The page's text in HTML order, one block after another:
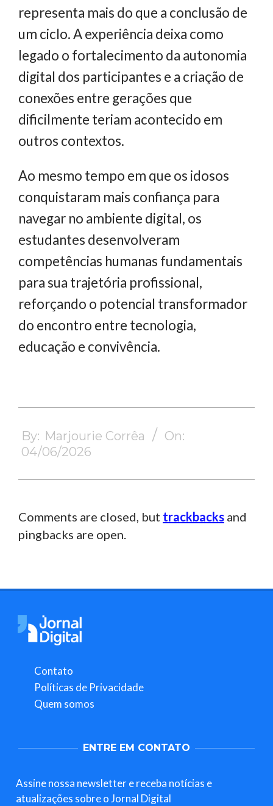
representa mais do que a conclusão de
um ciclo. A experiência deixa como
legado o fortalecimento da autonomia
digital dos participantes e a criação de
conexões entre gerações que
dificilmente teriam acontecido em
outros contextos.
Ao mesmo tempo em que os idosos
conquistaram mais confiança para
navegar no ambiente digital, os
estudantes desenvolveram
competências humanas fundamentais
para sua trajetória profissional,
reforçando o potencial transformador
do encontro entre tecnologia,
educação e convivência.
06-
04
By: Marjourie Corrêa
On:
04/06/2026
Comments are closed, but trackbacks and
pingbacks are open.
Contato
Políticas de Privacidade
Quem somos
ENTRE EM CONTATO
Assine nossa newsletter e receba notícias e
atualizações sobre o Jornal Digital